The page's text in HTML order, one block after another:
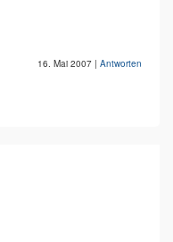
16. Mai 2007 | Antworten